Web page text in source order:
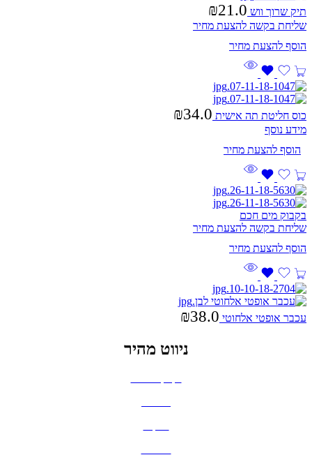
תיק שרוך ווש ₪21.0
שליחת בקשה להצעת מחיר
כוס חליטת תה אישית ₪34.0
מידע נוסף
בקבוק מים חכם
שליחת בקשה להצעת מחיר
עכבר אופטי אלחוטי ₪38.0
ניווט מהיר